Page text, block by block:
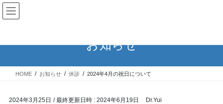
コ
ン
ツ
ス
ナ
ビ
シ
ン
お知らせ
HOME お知らせ 休診 2024年4月の祝日について
2024年3月25日 / 最終更新日時 : 2024年6月19日 Dr.Yui